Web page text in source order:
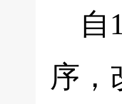
自
序，